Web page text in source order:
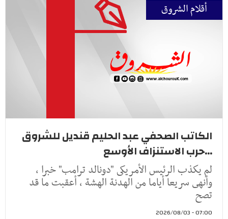
أقلام الشروق
الكاتب الصحفي عبد الحليم قنديل للشروق
...حرب الاستنزاف الأوسع
لم يكذب الرئيس الأمريكى "دونالد ترامب" خبرا ،
وأنهى سريعا أياما من الهدنة الهشة ، أعقبت ما قد
تصح
07:00 - 2026/08/03